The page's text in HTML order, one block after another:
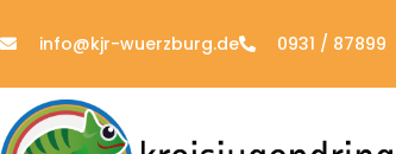
info@kjr-wuerzburg.de 0931 / 87899